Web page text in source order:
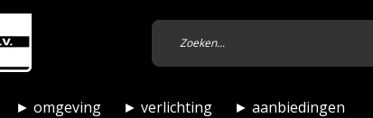
► omgeving ► verlichting ► aanbiedingen